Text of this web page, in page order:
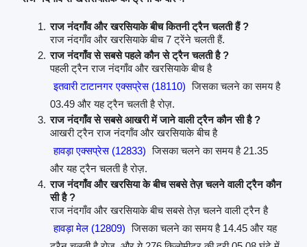
राज नंदगाँव और खरसियाके बीच कितनी ट्रैन चलती हैं ?
राज नंदगाँव और खरसियाके बीच 7 ट्रेंने चलती हैं.
राज नंदगाँव से सबसे पहले कौन से ट्रैन चलती है ?
पहली ट्रैन राज नंदगाँव और खरसियाके बीच है
इतवारी टाटानगर एक्सप्रेस (18110) जिसका चलने का समय है
03.49 और यह ट्रैन चलती है रोज़.
राज नंदगाँव से सबसे आखरी में जाने वाली ट्रैन कौन सी है ?
आखरी ट्रैन राज नंदगाँव और खरसियाके बीच है
हावड़ा एक्सप्रेस (12833) जिसका चलने का समय है 21.35
और यह ट्रैन चलती है रोज़.
राज नंदगाँव और खरसिया के बीच सबसे तेज़ चलने वाली ट्रैन कौन
सी है ?
राज नंदगाँव और खरसियाके बीच सबसे तेज़ चलने वाली ट्रैन है
हावड़ा मेल (12809) जिसका चलने का समय है 14.45 और यह